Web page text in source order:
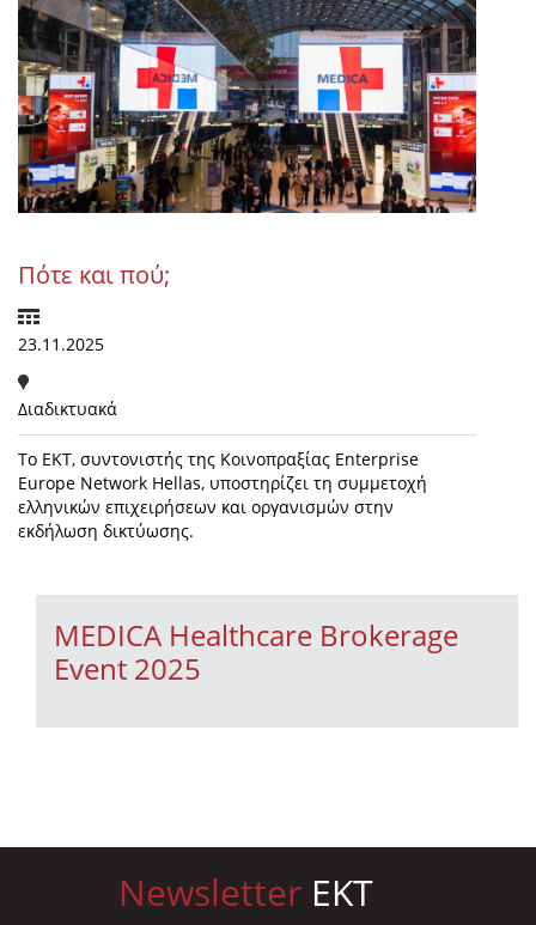
Πότε και πού;
23.11.2025
Διαδικτυακά
Το ΕΚΤ, συντονιστής της Κοινοπραξίας Enterprise
Europe Network Hellas, υποστηρίζει τη συμμετοχή
ελληνικών επιχειρήσεων και οργανισμών στην
εκδήλωση δικτύωσης.
MEDICA Healthcare Brokerage
Event 2025
Newsletter EKT